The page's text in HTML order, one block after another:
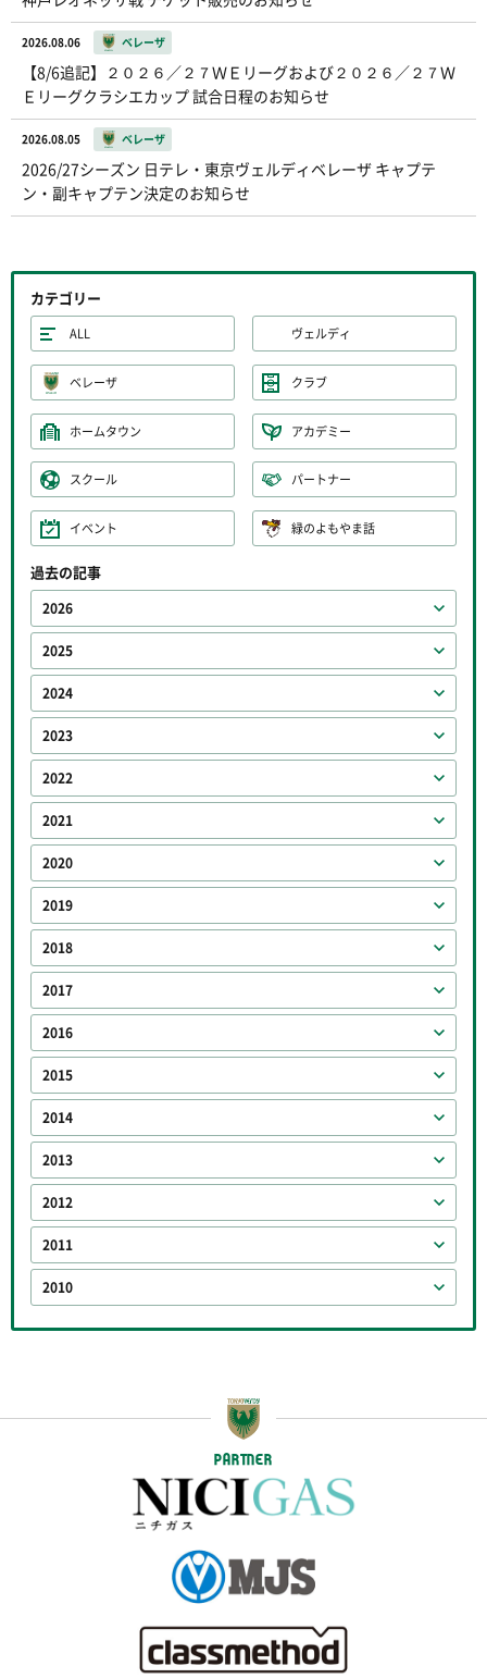
2026.08.06 ベレーザ
【8/6追記】２０２６／２７ＷＥリーグおよび２０２６／２７Ｗ
Ｅリーグクラシエカップ 試合日程のお知らせ
2026.08.05 ベレーザ
2026/27シーズン 日テレ・東京ヴェルディベレーザ キャプテ
ン・副キャプテン決定のお知らせ
カテゴリー
ALL ヴェルディ
ベレーザ クラブ
ホームタウン アカデミー
スクール パートナー
イベント 緑のよもやま話
過去の記事
2026
2025
2024
2023
2022
2021
2020
2019
2018
2017
2016
2015
2014
2013
2012
2011
2010
PARTNER